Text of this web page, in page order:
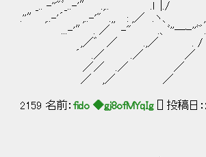
_.. -''"ﾞ_..-'″ .,.. .ｌ |./ |;;;;;/
.''″ ,..-'´ ,..-'" .,, : ,／ .ヽ
...-'″ . ／ -" .、ﾞ''―ｰ''ﾞ
,／゛ ／ .,／ . / ./ ,
´ .／ .／ ／ / ,
／／ .／ ／ .
／ ,／ ／
2159 名前： fido ◆gj8ofMYqIg [] 投稿日
_,,, ‐'"ﾞ''ｰ
,,‐´